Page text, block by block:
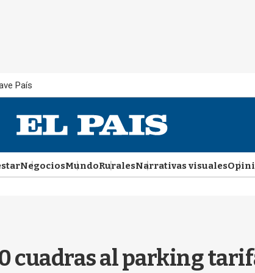
País
NegociosMundoRuralesNarrativas visuales
cuadras al parking